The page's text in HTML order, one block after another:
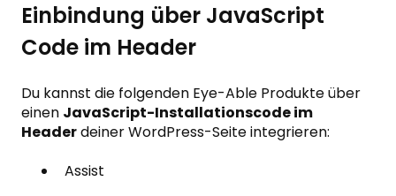
Einbindung über JavaScript
Code im Header
Du kannst die folgenden Eye-Able Produkte über
einen JavaScript-Installationscode im
Headerdeiner WordPress-Seite integrieren:
Assist